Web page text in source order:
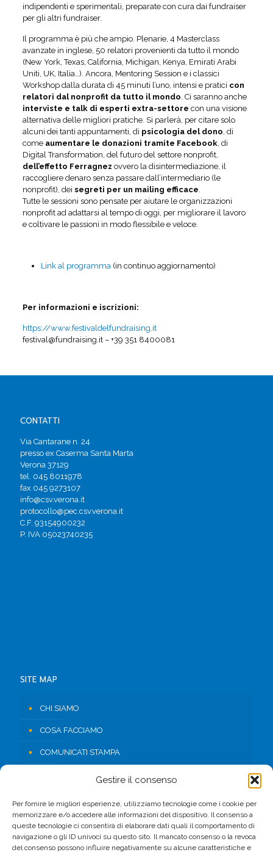
Gestire il consenso
Per fornire le migliori esperienze, utilizziamo tecnologie come i cookie per
memorizzare e/o accedere alle informazioni del dispositivo. Il consenso a
queste tecnologie ci consentirà di elaborare dati quali il comportamento di
navigazione o gli ID univoci su questo sito. Il mancato consenso o la revoca
del consenso possono influire negativamente su alcune caratteristiche e
indipendenti e sperimentali, preparate con cura dai fundraiser
per gli altri fundraiser.
Il programma è più che ampio. Plenarie, 4 Masterclass
avanzate in inglese, 50 relatori provenienti da tutto il mondo
(New York, Texas, California, Michigan, Kenya, Emirati Arabi
Uniti, UK, Italia…). Ancora, Mentoring Session e i classici
Workshop dalla durata di 45 minuti l’uno, intensi e pratici con
relatori dal nonprofit da tutto il mondo. Ci saranno anche
interviste e talk di esperti extra-settore con una visione
alternativa delle migliori pratiche. Si parlerà, per citare solo
alcuni dei tanti appuntamenti, di psicologia del dono, di
come aumentare le donazioni tramite Facebook, di
Digital Transformation, del futuro del settore nonprofit,
dell’effetto Ferragnez ovvero la disintermediazione, il
raccogliere denaro senza passare dall’intermediario (le
nonprofit), dei segreti per un mailing efficace.
Tutte le sessioni sono pensate per aiutare le organizzazioni
nonprofit ad adattarsi al tempo di oggi, per migliorare il lavoro
e coltivare le passioni in modo flessibile e veloce.
Link al programma(in continuo aggiornamento)
Per informazioni e iscrizioni:
https://www.festivaldelfundraising.it
festival@fundraising.it – +39 351 8400081
CONTATTI
Via Cantarane n. 24
presso ex Caserma Santa Marta
Verona 37129
tel. 045 8011978
fax 045 9273107
info@csv.verona.it
protocollo@pec.csv.verona.it
C.F. 93154900232
P. IVA 05023740235
SITE MAP
CHI SIAMO
COSA FACCIAMO
COMUNICATI STAMPA
AREA RISERVATA